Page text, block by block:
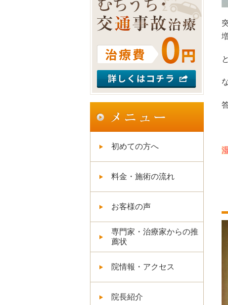
初めての方へ
料金・施術の流れ
お客様の声
専門家・治療家からの推
薦状
院情報・アクセス
院長紹介